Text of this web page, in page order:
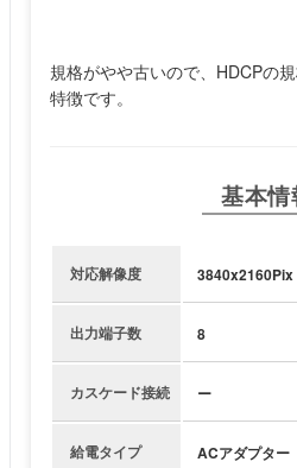
規格がやや古いので、HDCPの
特徴です。
基本情
対応解像度 3840x2160Pix
出力端子数 8
カスケード接続 ー
給電タイプ ACアダプター